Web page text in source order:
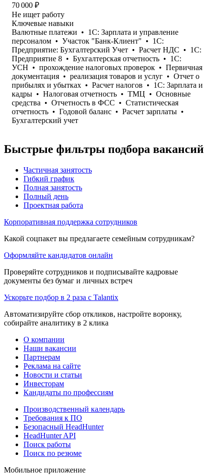
70 000 ₽
Не ищет работу
Ключевые навыки
Валютные платежи • 1С: Зарплата и управление
персоналом • Участок "Банк-Клиент" • 1С:
Предприятие: Бухгалтерский Учет • Расчет НДС • 1С:
Предприятие 8 • Бухгалтерская отчетность • 1С:
УСН • прохождение налоговых проверок • Первичная
документация • реализация товаров и услуг • Отчет о
прибылях и убытках • Расчет налогов • 1С: Зарплата и
кадры • Налоговая отчетность • ТМЦ • Основные
средства • Отчетность в ФСС • Статистическая
отчетность • Годовой баланс • Расчет зарплаты •
Бухгалтерский учет
Быстрые фильтры подбора вакансий
Частичная занятость
Гибкий график
Полная занятость
Полный день
Проектная работа
Корпоративная поддержка сотрудников
Какой соцпакет вы предлагаете семейным сотрудникам?
Оформляйте кандидатов онлайн
Проверяйте сотрудников и подписывайте кадровые
документы без бумаг и личных встреч
Ускорьте подбор в 2 раза с Talantix
Автоматизируйте сбор откликов, настройте воронку,
собирайте аналитику в 2 клика
О компании
Наши вакансии
Партнерам
Реклама на сайте
Новости и статьи
Инвесторам
Кандидаты по профессиям
Производственный календарь
Требования к ПО
Безопасный HeadHunter
HeadHunter API
Поиск работы
Поиск по резюме
Мобильное приложение